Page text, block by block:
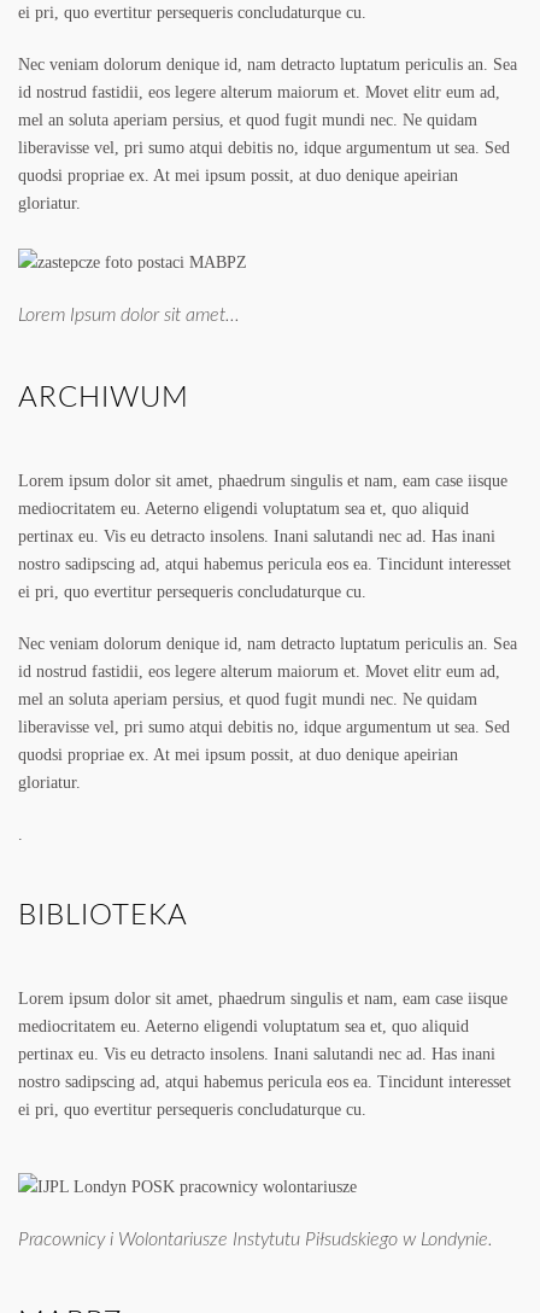
ei pri, quo evertitur persequeris concludaturque cu.
Nec veniam dolorum denique id, nam detracto luptatum periculis an. Sea
id nostrud fastidii, eos legere alterum maiorum et. Movet elitr eum ad,
mel an soluta aperiam persius, et quod fugit mundi nec. Ne quidam
liberavisse vel, pri sumo atqui debitis no, idque argumentum ut sea. Sed
quodsi propriae ex. At mei ipsum possit, at duo denique apeirian
gloriatur.
Lorem Ipsum dolor sit amet...
ARCHIWUM
Lorem ipsum dolor sit amet, phaedrum singulis et nam, eam case iisque
mediocritatem eu. Aeterno eligendi voluptatum sea et, quo aliquid
pertinax eu. Vis eu detracto insolens. Inani salutandi nec ad. Has inani
nostro sadipscing ad, atqui habemus pericula eos ea. Tincidunt interesset
ei pri, quo evertitur persequeris concludaturque cu.
Nec veniam dolorum denique id, nam detracto luptatum periculis an. Sea
id nostrud fastidii, eos legere alterum maiorum et. Movet elitr eum ad,
mel an soluta aperiam persius, et quod fugit mundi nec. Ne quidam
liberavisse vel, pri sumo atqui debitis no, idque argumentum ut sea. Sed
quodsi propriae ex. At mei ipsum possit, at duo denique apeirian
gloriatur.
.
BIBLIOTEKA
Lorem ipsum dolor sit amet, phaedrum singulis et nam, eam case iisque
mediocritatem eu. Aeterno eligendi voluptatum sea et, quo aliquid
pertinax eu. Vis eu detracto insolens. Inani salutandi nec ad. Has inani
nostro sadipscing ad, atqui habemus pericula eos ea. Tincidunt interesset
ei pri, quo evertitur persequeris concludaturque cu.
Pracownicy i Wolontariusze Instytutu Piłsudskiego w Londynie.